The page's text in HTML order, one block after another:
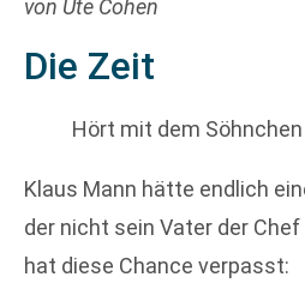
von Ute Cohen
Die Zeit
Hört mit dem
Klaus Mann hätte endlich
der nicht sein Vater der
hat diese Chance verpasst: